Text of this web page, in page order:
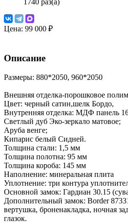
1740 раз(а)
Цена: 99 000 ₽
Описание
Размеры: 880*2050, 960*2050
Внешняя отделка-порошковое
Цвет: черный сатин,шелк Бордо,
Внутренняя отделка: МДФ панель
Светлый дуб Эко-зеркало матовое;
Аруба венге;
Кипарис белый Сидней.
Толщина стали: 1,5 мм
Толщина полотна: 95 мм
Толщина короба: 145 мм
Наполнение: минеральная плита
Уплотнение: три контура
Основной замок: Гардиан 30.15
Дополнительный замок: Border
вертушка, броненакладка, ночная
глазок.